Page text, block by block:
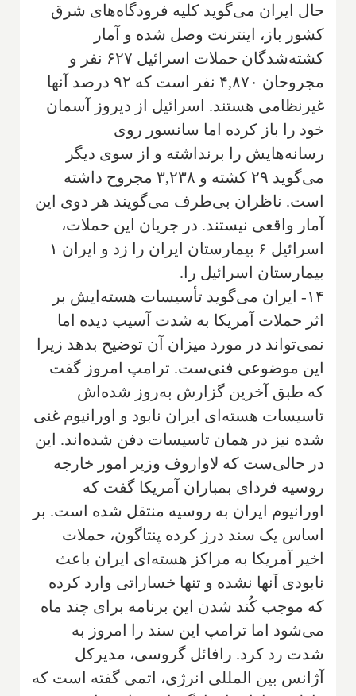
حال ایران می‌گوید کلیه فرودگاه‌های شرق
کشور باز، اینترنت وصل شده و آمار
کشته‌شدگان حملات اسرائیل ۶۲۷ نفر و
مجروحان ۴,۸۷۰ نفر است که ۹۲ درصد آنها
غیرنظامی هستند. اسرائیل از دیروز آسمان
خود را باز کرده اما سانسور روی
رسانه‌هایش را برنداشته و از سوی دیگر
می‌گوید ۲۹ کشته و ۳,۲۳۸ مجروح داشته
است. ناظران بی‌طرف می‌گویند هر دوی این
آمار واقعی نیستند. در جریان این حملات،
اسرائیل ۶ بیمارستان ایران را زد و ایران ۱
بیمارستان اسرائیل را.
۱۴- ایران می‌گوید تأسیسات هسته‌ایش بر
اثر حملات آمریکا به شدت آسیب دیده اما
نمی‌تواند در مورد میزان آن توضیح بدهد زیرا
این موضوعی فنی‌ست. ترامپ امروز گفت
که طبق آخرین گزارش به‌روز شده‌اش
تاسیسات هسته‌ای ایران نابود و اورانیوم غنی
شده نیز در همان تاسیسات دفن شده‌اند. این
در حالی‌ست که لاواروف وزیر امور خارجه
روسیه فردای بمباران آمریکا گفت که
اورانیوم ایران به روسیه منتقل شده است. بر
اساس یک سند درز کرده پنتاگون، حملات
اخیر آمریکا به مراکز هسته‌ای ایران باعث
نابودی آنها نشده و تنها خساراتی وارد کرده
که موجب کُند شدن این برنامه برای چند ماه
می‌شود اما ترامپ این سند را امروز به
شدت رد کرد. رافائل گروسی، مدیرکل
آژانس بین المللی انرژی، اتمی گفته است که